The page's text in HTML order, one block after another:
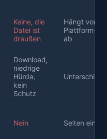
Keine, die
Datei ist
draußen
Hängt von
Plattform-
ab
Download,
niedrige
Hürde,
kein
Schutz
Nein Selten